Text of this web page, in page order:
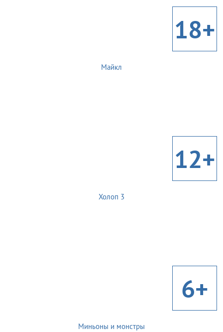
18+
Майкл
12+
Холоп 3
6+
Миньоны и монстры